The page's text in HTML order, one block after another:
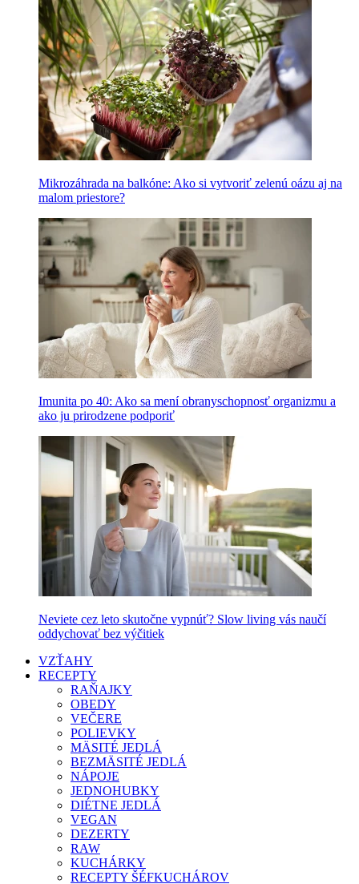
Mikrozáhrada na balkóne: Ako si vytvoriť zelenú oázu aj na
malom priestore?
Imunita po 40: Ako sa mení obranyschopnosť organizmu a
ako ju prirodzene podporiť
Neviete cez leto skutočne vypnúť? Slow living vás naučí
oddychovať bez výčitiek
VZŤAHY
RECEPTY
RAŇAJKY
OBEDY
VEČERE
POLIEVKY
MÄSITÉ JEDLÁ
BEZMÄSITÉ JEDLÁ
NÁPOJE
JEDNOHUBKY
DIÉTNE JEDLÁ
VEGAN
DEZERTY
RAW
KUCHÁRKY
RECEPTY ŠÉFKUCHÁROV